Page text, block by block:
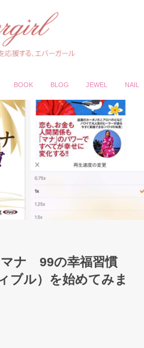
BOOK BLOG JEWEL NAIL
マナ 99の幸福習慣
ブル）を始めてみま